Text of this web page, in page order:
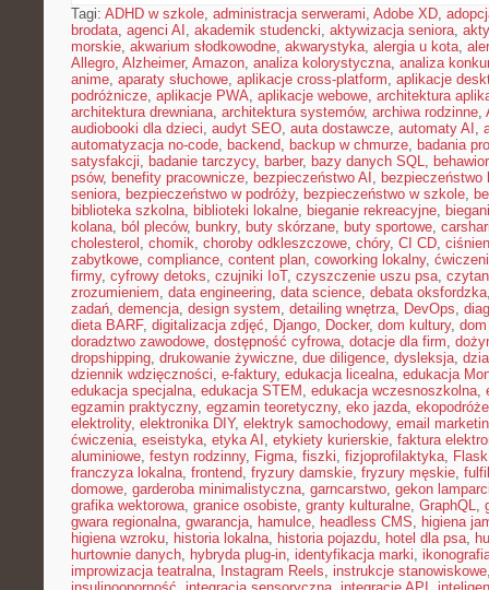
Tagi: ADHD w szkole, administracja serwerami, Adobe XD,
brodata, agenci AI , akademik studencki, aktywizacja seniora,
morskie, akwarium słodkowodne, akwarystyka, alergia u kota,
Allegro, Alzheimer, Amazon, analiza kolorystyczna, analiza
anime, aparaty słuchowe, aplikacje cross-platform, aplikacje
podróżnicze, aplikacje PWA, aplikacje webowe, architektura
architektura drewniana, architektura systemów, archiwa rodzinne,
audiobooki dla dzieci, audyt SEO, auta dostawcze, automaty AI ,
automatyzacja no-code, backend, backup w chmurze, badania
satysfakcji, badanie tarczycy, barber, bazy danych SQL,
psów, benefity pracownicze, bezpieczeństwo AI , bezpieczeństwo
seniora, bezpieczeństwo w podróży, bezpieczeństwo w szkole,
biblioteka szkolna, biblioteki lokalne, bieganie rekreacyjne,
kolana, ból pleców, bunkry, buty skórzane, buty sportowe,
cholesterol , chomik, choroby odkleszczowe, chóry, CI CD,
zabytkowe, compliance, content plan, coworking lokalny,
firmy, cyfrowy detoks, czujniki IoT, czyszczenie uszu psa,
zrozumieniem, data engineering, data science, debata oksfordzka
zadań, demencja, design system, detailing wnętrza, DevOps,
dieta BARF, digitalizacja zdjęć, Django, Docker, dom kultury,
doradztwo zawodowe, dostępność cyfrowa, dotacje dla firm,
dropshipping, drukowanie żywiczne, due diligence, dysleksja,
dziennik wdzięczności, e-faktury, edukacja licealna, edukacja
edukacja specjalna, edukacja STEM , edukacja wczesnoszkolna,
egzamin praktyczny, egzamin teoretyczny, eko jazda, ekopodróże
elektrolity, elektronika DIY, elektryk samochodowy, email
ćwiczenia, eseistyka, etyka AI , etykiety kurierskie, faktura
aluminiowe, festyn rodzinny, Figma, fiszki, fizjoprofilaktyka, Flask
franczyza lokalna, frontend, fryzury damskie, fryzury męskie,
domowe, garderoba minimalistyczna, garncarstwo, gekon
grafika wektorowa, granice osobiste, granty kulturalne, GraphQL,
gwara regionalna, gwarancja, hamulce, headless CMS, higiena
higiena wzroku, historia lokalna, historia pojazdu, hotel dla psa,
hurtownie danych, hybryda plug-in, identyfikacja marki,
improwizacja teatralna, Instagram Reels, instrukcje stanowiskowe